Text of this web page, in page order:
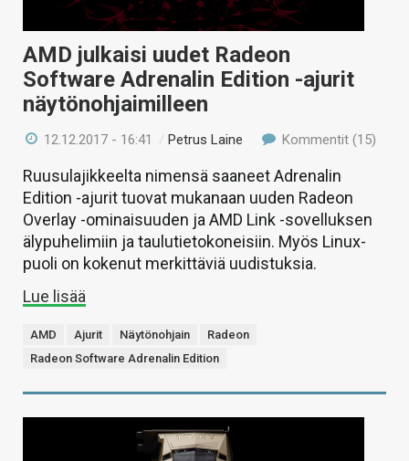
AMD julkaisi uudet Radeon
Software Adrenalin Edition -ajurit
näytönohjaimilleen
12.12.2017 - 16:41 /Petrus Laine Kommentit (15)
Ruusulajikkeelta nimensä saaneet Adrenalin
Edition -ajurit tuovat mukanaan uuden Radeon
Overlay -ominaisuuden ja AMD Link -sovelluksen
älypuhelimiin ja taulutietokoneisiin. Myös Linux-
puoli on kokenut merkittäviä uudistuksia.
Lue lisää
AMD Ajurit Näytönohjain
Radeon
Radeon Software Adrenalin Edition